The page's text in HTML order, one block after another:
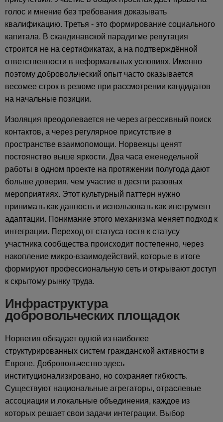
голос и мнение без требования доказывать
квалификацию. Третья - это формирование социального
капитала. В скандинавской парадигме репутация
строится не на сертификатах, а на подтверждённой
ответственности в неформальных условиях. Именно
поэтому добровольческий опыт часто оказывается
весомее строк в резюме при рассмотрении кандидатов
на начальные позиции.
Изоляция преодолевается не через агрессивный поиск
контактов, а через регулярное присутствие в
пространстве взаимопомощи. Норвежцы ценят
постоянство выше яркости. Два часа еженедельной
работы в одном проекте на протяжении полугода дают
больше доверия, чем участие в десяти разовых
мероприятиях. Этот культурный паттерн нужно
принимать как данность и использовать как инструмент
адаптации. Понимание этого механизма меняет подход к
интеграции. Переход от статуса гостя к статусу
участника сообщества происходит постепенно, через
накопление микро-взаимодействий, которые в итоге
формируют профессиональную сеть и открывают доступ
к скрытому рынку труда.
Инфраструктура
добровольческих площадок
Норвегия обладает одной из наиболее
структурированных систем гражданской активности в
Европе. Добровольчество здесь
институционализировано, но сохраняет гибкость.
Существуют национальные агрегаторы, отраслевые
ассоциации и локальные объединения, каждое из
которых решает свои задачи интеграции. Выбор